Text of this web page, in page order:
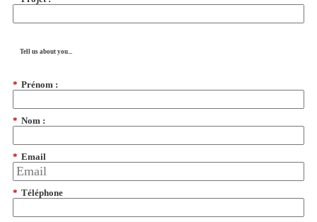
Tell us about you...
* Prénom :
* Nom :
* Email
* Téléphone